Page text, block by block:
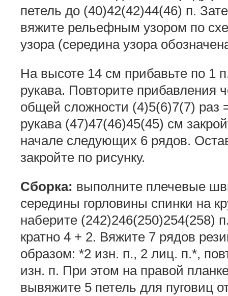
петель до (40)42(42)44(46) п.
вяжите рельефным узором по
узора (середина узора
На высоте 14 см прибавьте по 1
рукава. Повторите прибавления
общей сложности (4)5(6)7(7) раз
рукава (47)47(46)45(45) см
начале следующих 6 рядов.
закройте по рисунку.
Сборка: выполните плечевые
середины горловины спинки на
наберите (242)246(250)254(258)
кратно 4 + 2. Вяжите 7 рядов
образом: *2 изн. п., 2 лиц. п.*,
изн. п. При этом на правой
вывяжите 5 петель для пуговиц